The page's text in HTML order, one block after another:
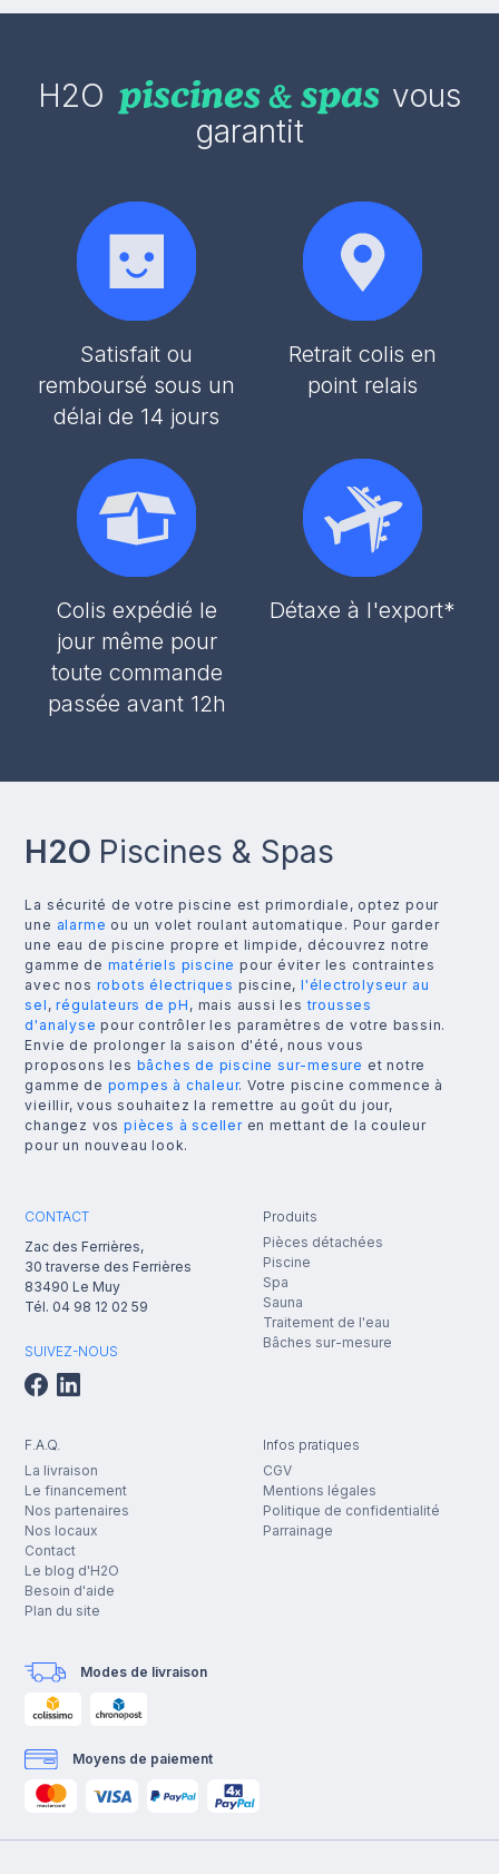
H2O
vous
garantit
Satisfait ou
remboursé sous un
délai de 14 jours
Retrait colis en
point relais
Colis expédié le
jour même pour
toute commande
passée avant 12h
Détaxe à l'export*
H2O Piscines & Spas
La sécurité de votre piscine est primordiale, optez pour
une alarme ou un volet roulant automatique. Pour garder
une eau de piscine propre et limpide, découvrez notre
gamme de matériels piscine pour éviter les contraintes
avec nos robots électriques piscine, l'électrolyseur au
sel ,régulateurs de pH , mais aussi lestrousses
d'analyse pour contrôler les paramètres de votre bassin.
Envie de prolonger la saison d'été, nous vous
proposons les bâches de piscine sur-mesure et notre
gamme de pompes à chaleur. Votre piscine commence à
vieillir, vous souhaitez la remettre au goût du jour,
changez vos pièces à scelleren mettant de la couleur
pour un nouveau look.
CONTACT
Zac des Ferrières,
30 traverse des Ferrières
83490 Le Muy
Tél. 04 98 12 02 59
SUIVEZ-NOUS
Produits
Pièces détachées
Piscine
Spa
Sauna
Traitement de l'eau
Bâches sur-mesure
F.A.Q.
La livraison
Le financement
Nos partenaires
Nos locaux
Contact
Le blog d'H2O
Besoin d'aide
Plan du site
Infos pratiques
CGV
Mentions légales
Politique de confidentialité
Parrainage
Modes de livraison
Moyens de paiement